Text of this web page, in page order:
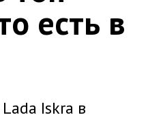
есть в
Iskra в